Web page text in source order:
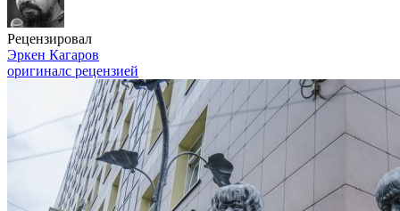
Рецензировал
Эркен Кагаров
оригиналс рецензией